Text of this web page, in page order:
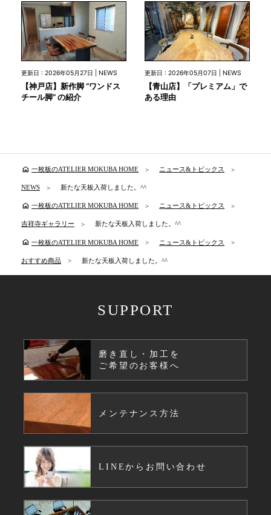
更新日 : 2026年05月27日 | NEWS
【神戸店】新作脚 “ワンドス
チール脚” の紹介
更新日 : 2026年05月07日 | NEWS
【青山店】「プレミアム」で
ある理由
home 一枚板のATELIER MOKUBA HOME ニュース&トピックス
NEWS 新たな天板入荷しました。^^
home 一枚板のATELIER MOKUBA HOME ニュース&トピックス
吉祥寺ギャラリー 新たな天板入荷しました。^^
home 一枚板のATELIER MOKUBA HOME ニュース&トピックス
おすすめ商品 新たな天板入荷しました。^^
SUPPORT
磨き直し・加工を
ご希望のお客様へ
メンテナンス方法
LINEからお問い合わせ